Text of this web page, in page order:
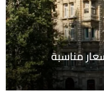
مناسبة